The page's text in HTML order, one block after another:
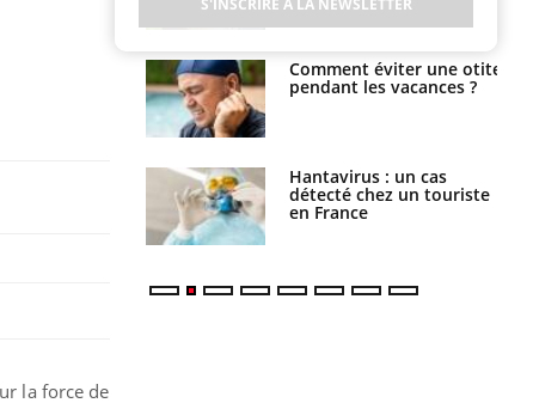
la force de
Comment éviter une otite
pendant les vacances ?
Hantavirus : un cas
détecté chez un touriste
en France
S'INSCRIRE À LA NEWSLETTER